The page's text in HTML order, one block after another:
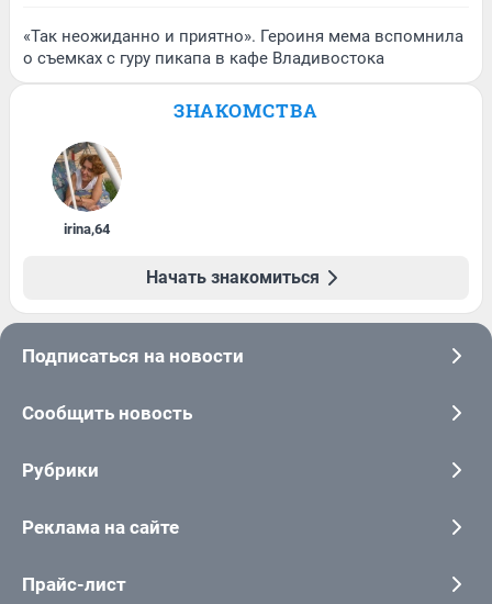
«Так неожиданно и приятно». Героиня мема вспомнила
о съемках с гуру пикапа в кафе Владивостока
ЗНАКОМСТВА
irina,64
Начать знакомиться
Подписаться на новости
Сообщить новость
Рубрики
Реклама на сайте
Прайс-лист